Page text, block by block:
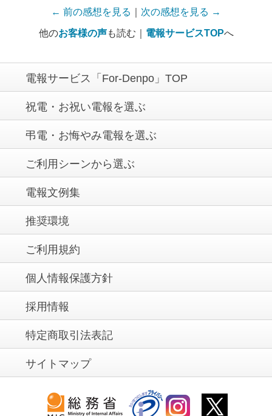
← 前の感想を見る 次の感想を見る →
他のお客様の声も読む｜ 電報サービスTOPへ
電報サービス「For-Denpo」TOP
祝電・お祝い電報を選ぶ
弔電・お悔やみ電報を選ぶ
ご利用シーンから選ぶ
電報文例集
推奨環境
ご利用規約
個人情報保護方針
採用情報
特定商取引法表記
サイトマップ